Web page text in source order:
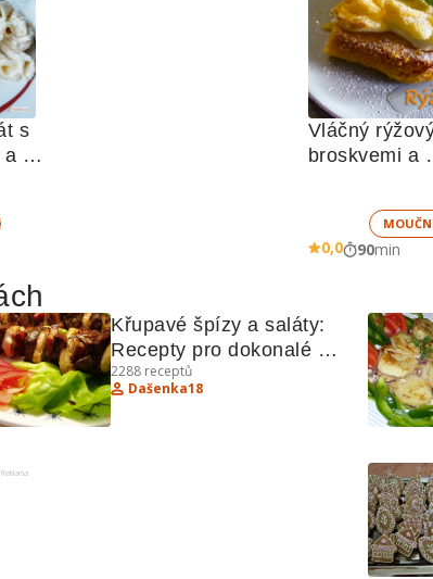
s
a
Vláčný
broskvemi a
0,0 90min
Křupavé špízy a saláty:
Recepty pro dokonalé
grilování a osvěžující
saláty
2288 receptů
Dašenka18
Reklama